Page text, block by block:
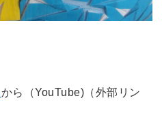
から（YouTube)（外部リン